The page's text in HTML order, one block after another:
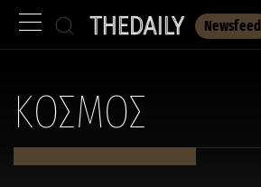
Newsfeed
ΚΟΣΜΟΣ